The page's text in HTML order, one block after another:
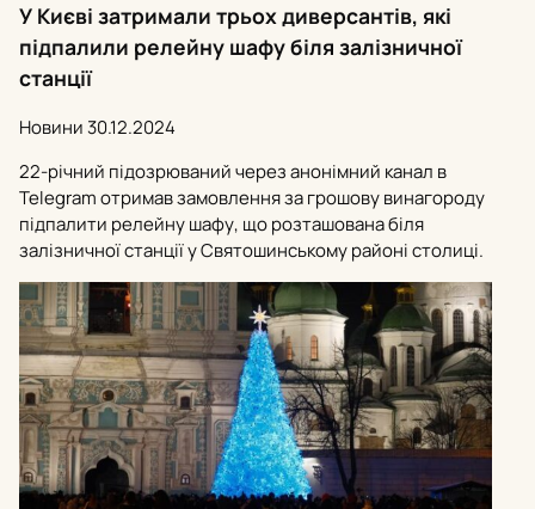
У Києві затримали трьох диверсантів, які
підпалили релейну шафу біля залізничної
станції
Новини 30.12.2024
22-річний підозрюваний через анонімний канал в
Telegram отримав замовлення за грошову винагороду
підпалити релейну шафу, що розташована біля
залізничної станції у Святошинському районі столиці.